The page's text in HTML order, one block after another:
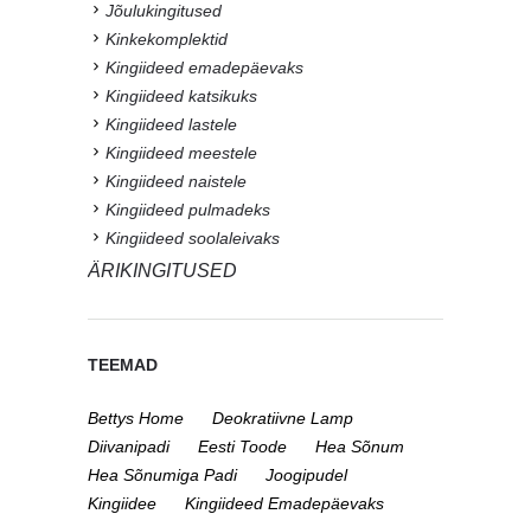
Jõulukingitused
Kinkekomplektid
Kingiideed emadepäevaks
Kingiideed katsikuks
Kingiideed lastele
Kingiideed meestele
Kingiideed naistele
Kingiideed pulmadeks
Kingiideed soolaleivaks
ÄRIKINGITUSED
TEEMAD
Bettys Home
Deokratiivne Lamp
Diivanipadi
Eesti Toode
Hea Sõnum
Hea Sõnumiga Padi
Joogipudel
Kingiidee
Kingiideed Emadepäevaks